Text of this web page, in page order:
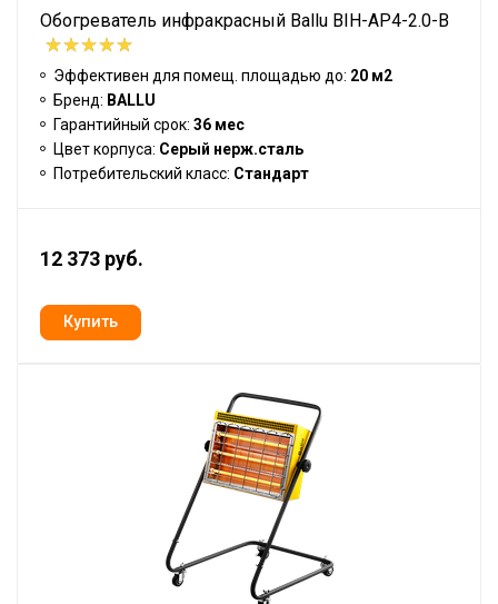
Обогреватель инфракрасный Ballu BIH-AP4-2.0-B
Эффективен для помещ. площадью до: 20 м2
Бренд: BALLU
Гарантийный срок: 36 мес
Цвет корпуса: Серый нерж.сталь
Потребительский класс: Стандарт
12 373 руб.